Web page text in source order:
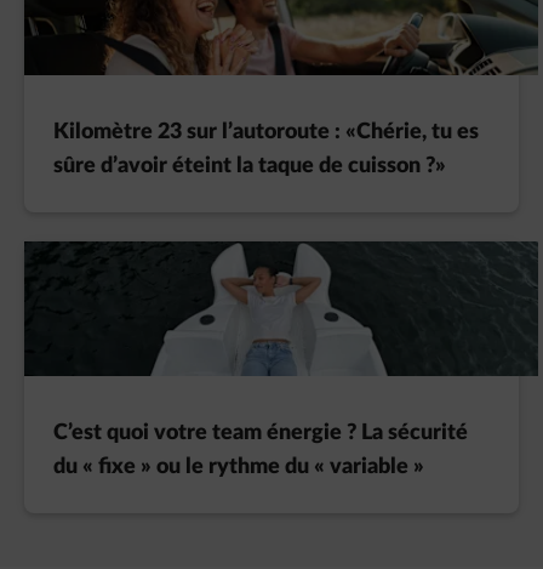
Kilomètre 23 sur l’autoroute : «Chérie, tu es
sûre d’avoir éteint la taque de cuisson ?»
C’est quoi votre team énergie ? La sécurité
du « fixe » ou le rythme du « variable »